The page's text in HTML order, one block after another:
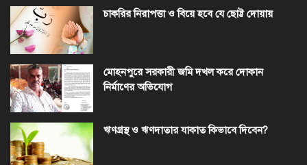
চাকরির নিরাপত্তা ও বিয়ে হবে যে ছোট্ট দোয়ায়
মোহনপুরে সরকারী জমি দখল করে দোকান
নির্মাণের অভিযোগ
ঋণগ্রস্থ ও ঋণদাতার যাকাত কিভাবে দিবেন?